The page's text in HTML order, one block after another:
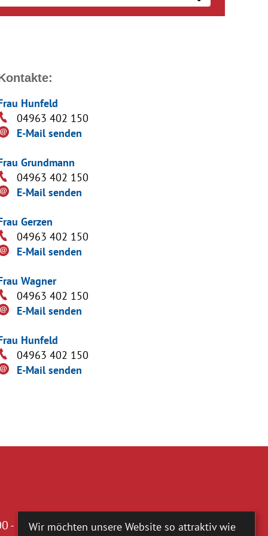
Hunfeld
04963 402 150
E-Mail senden
Grundmann
04963 402 150
E-Mail senden
Gerzen
04963 402 150
E-Mail senden
Wagner
04963 402 150
E-Mail senden
Hunfeld
04963 402 150
E-Mail senden
- 16.00 Uhr
Wir möchten unsere Website so attraktiv wie